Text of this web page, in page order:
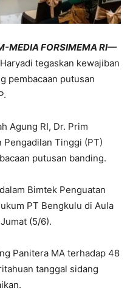
MEDIA FORSIMEMA RI—
tegaskan kewajiban
pembacaan putusan
Agung RI, Dr. Prim
Tinggi (PT)
putusan banding.
Bimtek Penguatan
PT Bengkulu di Aula
(5/6).
Panitera MA terhadap 48
tanggal sidang